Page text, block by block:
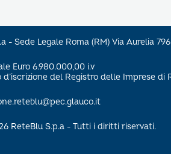
- Sede Legale Roma (RM) Via Aurelia
Euro 6.980.000,00 i.v
d’iscrizione del Registro delle Imprese di
ReteBlu S.p.a - Tutti i diritti riservati.